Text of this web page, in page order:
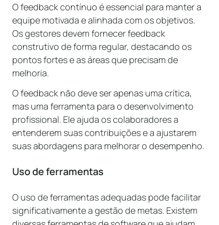
O feedback contínuo é essencial para manter a
equipe motivada e alinhada com os objetivos.
Os gestores devem fornecer feedback
construtivo de forma regular, destacando os
pontos fortes e as áreas que precisam de
melhoria.
O feedback não deve ser apenas uma crítica,
mas uma ferramenta para o desenvolvimento
profissional. Ele ajuda os colaboradores a
entenderem suas contribuições e a ajustarem
suas abordagens para melhorar o desempenho.
Uso de ferramentas
O uso de ferramentas adequadas pode facilitar
significativamente a gestão de metas. Existem